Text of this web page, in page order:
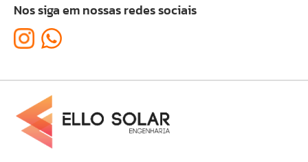
Nos siga em nossas redes sociais